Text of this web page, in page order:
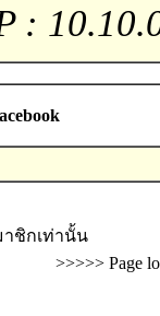
:
ชิกเท่านั้น
>>>>> Page